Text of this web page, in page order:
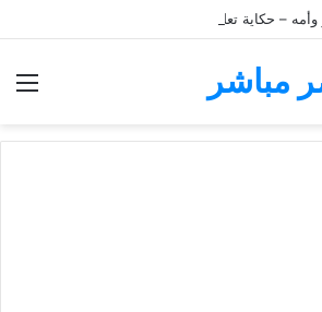
– حكاية تعليمية للأطفال
مباشر